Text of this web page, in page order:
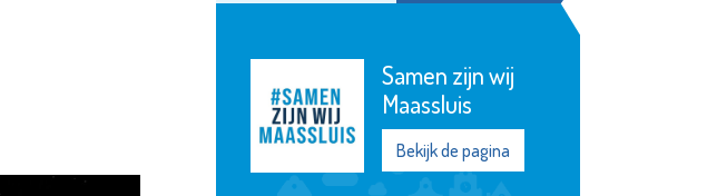
Samen zijn wij
Maassluis
Bekijk de pagina